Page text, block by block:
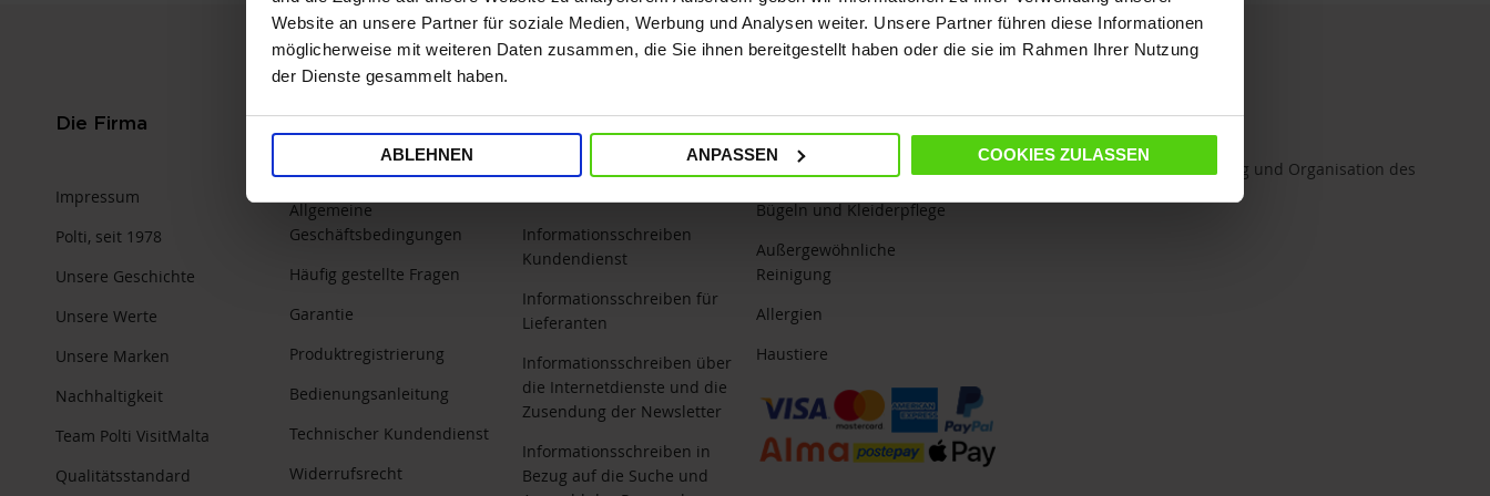
Website an unsere Partner für soziale Medien, Werbung und Analysen weiter. Unsere Partner führen diese Informationen
möglicherweise mit weiteren Daten zusammen, die Sie ihnen bereitgestellt haben oder die sie im Rahmen Ihrer Nutzung
der Dienste gesammelt haben.
ABLEHNEN ANPASSEN COOKIES ZULASSEN
Die Firma
Impressum
Polti, seit 1978
Unsere Geschichte
Unsere Werte
Unsere Marken
Nachhaltigkeit
Team Polti VisitMalta
Qualitätsstandard
Allgemeine
Geschäftsbedingungen
Häufig gestellte Fragen
Garantie
Produktregistrierung
Bedienungsanleitung
Technischer Kundendienst
Widerrufsrecht
Informationsschreiben für
Informationsschreiben
Kundendienst
Informationsschreiben für
Lieferanten
Informationsschreiben über
die Internetdienste und die
Zusendung der Newsletter
Informationsschreiben in
Bezug auf die Suche und
Hausreinigung
Bügeln und Kleiderpflege
Außergewöhnliche
Reinigung
Allergien
Haustiere
Die besten Tipps für die Reinigung und Organisation des